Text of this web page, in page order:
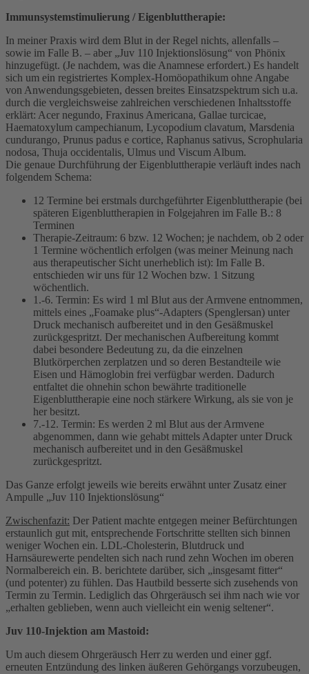
Immunsystemstimulierung / Eigenbluttherapie:
In meiner Praxis wird dem Blut in der Regel nichts, allenfalls –
sowie im Falle B. – aber „Juv 110 Injektionslösung“ von Phönix
hinzugefügt. (Je nachdem, was die Anamnese erfordert.) Es handelt
sich um ein registriertes Komplex-Homöopathikum ohne Angabe
von Anwendungsgebieten, dessen breites Einsatzspektrum sich u.a.
durch die vergleichsweise zahlreichen verschiedenen Inhaltsstoffe
erklärt: Acer negundo, Fraxinus Americana, Gallae turcicae,
Haematoxylum campechianum, Lycopodium clavatum, Marsdenia
cundurango, Prunus padus e cortice, Raphanus sativus, Scrophularia
nodosa, Thuja occidentalis, Ulmus und Viscum Album.
Die genaue Durchführung der Eigenbluttherapie verläuft indes nach
folgendem Schema:
12 Termine bei erstmals durchgeführter Eigenbluttherapie (bei
späteren Eigenbluttherapien in Folgejahren im Falle B.: 8
Terminen
Therapie-Zeitraum: 6 bzw. 12 Wochen; je nachdem, ob 2 oder
1 Termine wöchentlich erfolgen (was meiner Meinung nach
aus therapeutischer Sicht unerheblich ist): Im Falle B.
entschieden wir uns für 12 Wochen bzw. 1 Sitzung
wöchentlich.
1.-6. Termin: Es wird 1 ml Blut aus der Armvene entnommen,
mittels eines „Foamake plus“-Adapters (Spenglersan) unter
Druck mechanisch aufbereitet und in den Gesäßmuskel
zurückgespritzt. Der mechanischen Aufbereitung kommt
dabei besondere Bedeutung zu, da die einzelnen
Blutkörperchen zerplatzen und so deren Bestandteile wie
Eisen und Hämoglobin frei verfügbar werden. Dadurch
entfaltet die ohnehin schon bewährte traditionelle
Eigenbluttherapie eine noch stärkere Wirkung, als sie von je
her besitzt.
7.-12. Termin: Es werden 2 ml Blut aus der Armvene
abgenommen, dann wie gehabt mittels Adapter unter Druck
mechanisch aufbereitet und in den Gesäßmuskel
zurückgespritzt.
Das Ganze erfolgt jeweils wie bereits erwähnt unter Zusatz einer
Ampulle „Juv 110 Injektionslösung“
Zwischenfazit: Der Patient machte entgegen meiner Befürchtungen
erstaunlich gut mit, entsprechende Fortschritte stellten sich binnen
weniger Wochen ein. LDL-Cholesterin, Blutdruck und
Harnsäurewerte pendelten sich nach rund zehn Wochen im oberen
Normalbereich ein. B. berichtete darüber, sich „insgesamt fitter“
(und potenter) zu fühlen. Das Hautbild besserte sich zusehends von
Termin zu Termin. Lediglich das Ohrgeräusch sei ihm nach wie vor
„erhalten geblieben, wenn auch vielleicht ein wenig seltener“.
Juv 110-Injektion am Mastoid:
Um auch diesem Ohrgeräusch Herr zu werden und einer ggf.
erneuten Entzündung des linken äußeren Gehörgangs vorzubeugen,